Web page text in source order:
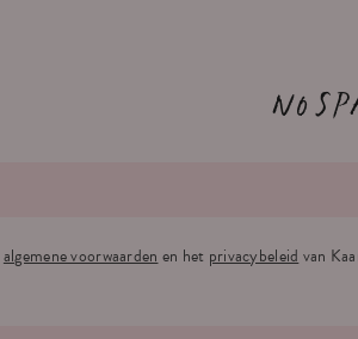
No
algemene voorwaarden en het privacybeleid van